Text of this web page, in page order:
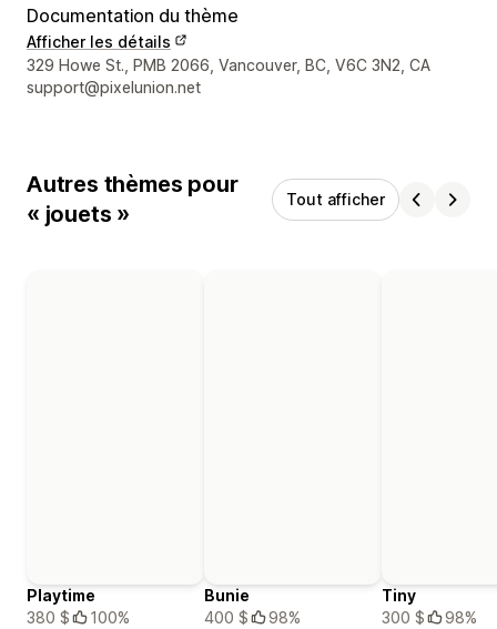
Documentation du thème
Afficher les détails
Coordonnées du concepteur
329 Howe St., PMB 2066, Vancouver, BC, V6C 3N2, CA
support@pixelunion.net
Autres thèmes pour
« jouets »
Tout afficher
Playtime
380 $
100%
Bunie
400 $
98%
Tiny
300 $
98%